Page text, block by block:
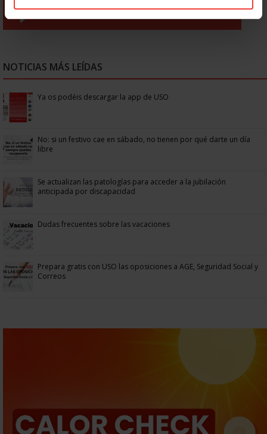
NOTICIAS MÁS LEÍDAS
Ya os podéis descargar la app de USO
No: si un festivo cae en sábado, no tienen por qué darte un día
libre
Se actualizan las patologías para acceder a la jubilación
anticipada por discapacidad
Dudas frecuentes sobre las vacaciones
Prepara gratis con USO las oposiciones a AGE, Seguridad Social y
Correos